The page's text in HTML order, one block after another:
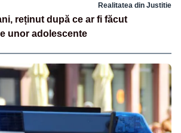
Realitatea din Justitie
reținut după ce ar fi făcut
unor adolescente